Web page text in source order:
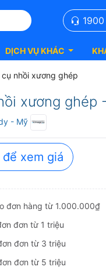
DỊCH VỤ KHÁC
cụ nhồi xương ghép
xương ghép
- Mỹ
xem giá
đơn hàng từ 1.000.000₫
đơn từ 1 triệu
đơn từ 3 triệu
đơn từ 5 triệu